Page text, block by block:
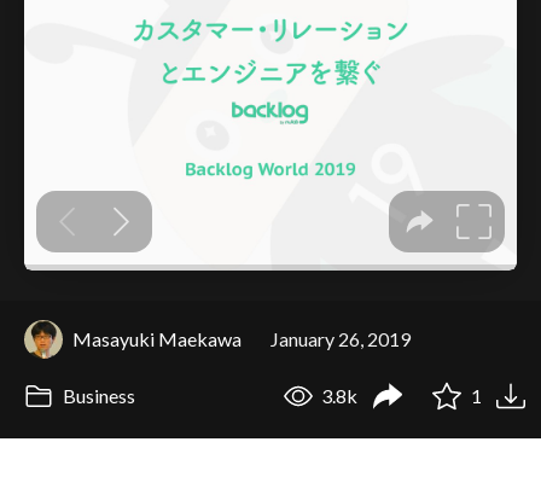
Masayuki Maekawa January 26, 2019
Business 3.8k 1